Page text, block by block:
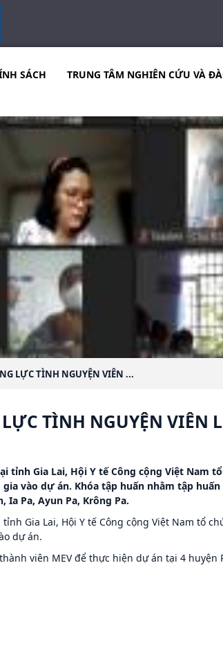
SÁCH TRUNG TÂM NGHIÊN CỨU VÀ
LỰC TÌNH NGUYỆN VIÊN ...
TÌNH NGUYỆN VIÊN
tỉnh Gia Lai, Hội Y tế Công cộng Việt Nam
vào dự án. Khóa tập huấn nhằm tập
Ia Pa, Ayun Pa, Krông Pa.
Gia Lai, Hội Y tế Công cộng Việt Nam tổ
dự án.
viên MEV để thực hiện dự án tại 4 huyện